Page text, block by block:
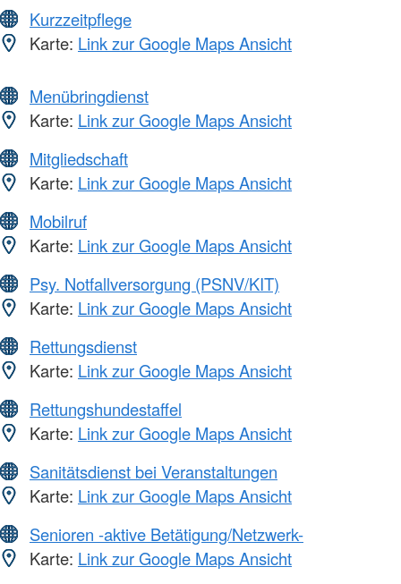
Kurzzeitpflege
Karte: Link zur Google Maps Ansicht
Menübringdienst
Karte: Link zur Google Maps Ansicht
Mitgliedschaft
Karte: Link zur Google Maps Ansicht
Mobilruf
Karte: Link zur Google Maps Ansicht
Psy. Notfallversorgung (PSNV/KIT)
Karte: Link zur Google Maps Ansicht
Rettungsdienst
Karte: Link zur Google Maps Ansicht
Rettungshundestaffel
Karte: Link zur Google Maps Ansicht
Sanitätsdienst bei Veranstaltungen
Karte: Link zur Google Maps Ansicht
Senioren -aktive Betätigung/Netzwerk-
Karte: Link zur Google Maps Ansicht